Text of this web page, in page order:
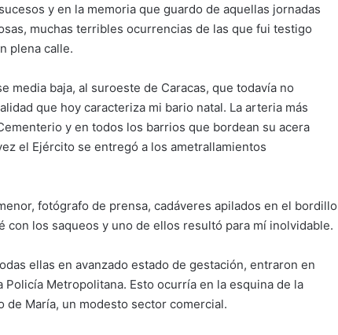
y en la memoria que guardo de aquellas jornadas
muchas terribles ocurrencias de las que fui testigo
plena calle.
media baja, al suroeste de Caracas, que todavía no
que hoy caracteriza mi bario natal. La arteria más
y en todos los barrios que bordean su acera
el Ejército se entregó a los ametrallamientos
fotógrafo de prensa, cadáveres apilados en el bordillo
con los saqueos y uno de ellos resultó para mí inolvidable.
ellas en avanzado estado de gestación, entraron en
Metropolitana. Esto ocurría en la esquina de la
de María, un modesto sector comercial.